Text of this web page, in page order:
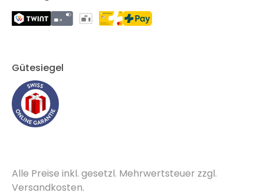
Gütesiegel
Alle Preise inkl. gesetzl. Mehrwertsteuer zzgl.
Versandkosten.